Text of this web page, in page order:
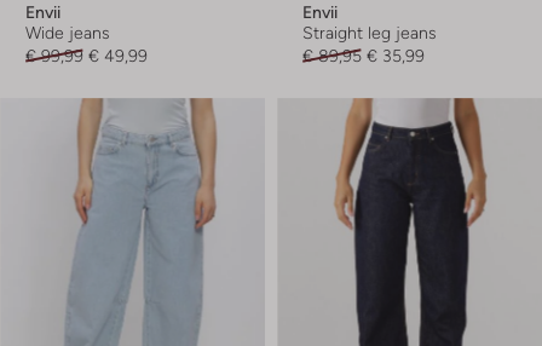
Envii
Wide jeans
€ 99,99 € 49,99
Envii
Straight leg jeans
€ 89,95 € 35,99